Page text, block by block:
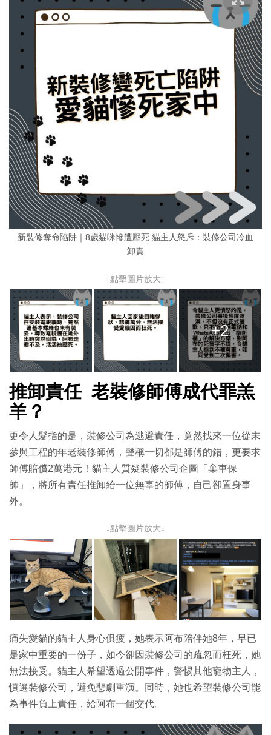
新裝修奪命陷阱｜8歲貓咪慘遭壓死 貓主人怒斥：裝修公司冷血
卸責
↓點擊圖片放大↓
+2
推卸責任 老裝修師傅成代罪羔
羊？
更令人髮指的是，裝修公司為逃避責任，竟然找來一位從未
參與工程的年老裝修師傅，聲稱一切都是師傅的錯，更要求
師傅賠償2萬港元！貓主人質疑裝修公司企圖「棄車保
帥」，將所有責任推卸給一位無辜的師傅，自己卻置身事
外。
↓點擊圖片放大↓
痛失愛貓的貓主人身心俱疲，她表示阿布陪伴她8年，早已
是家中重要的一份子，如今卻因裝修公司的疏忽而枉死，她
無法接受。貓主人希望透過公開事件，警惕其他寵物主人，
慎選裝修公司，避免悲劇重演。同時，她也希望裝修公司能
為事件負上責任，給阿布一個交代。